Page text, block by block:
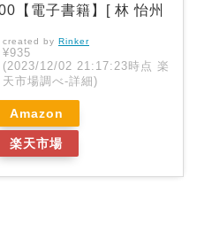
【電子書籍】[ 林 怡州
created by Rinker
¥935
(2023/12/02 21:17:23時点 楽
天市場調べ-詳細)
Amazon
楽天市場